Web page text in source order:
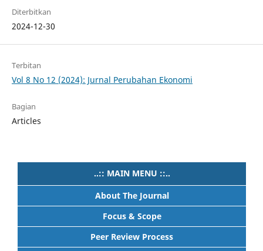
Diterbitkan
2024-12-30
Terbitan
Vol 8 No 12 (2024): Jurnal Perubahan Ekonomi
Bagian
Articles
..:: MAIN MENU ::..
About The Journal
Focus & Scope
Peer Review Process